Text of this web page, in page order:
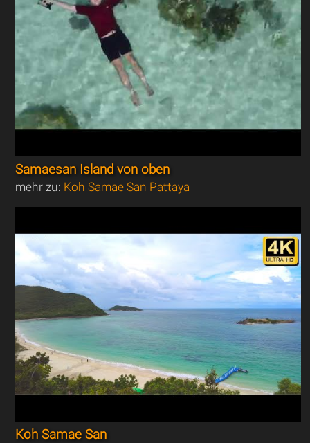
Samaesan Island von oben
mehr zu: Koh Samae San Pattaya
Koh Samae San